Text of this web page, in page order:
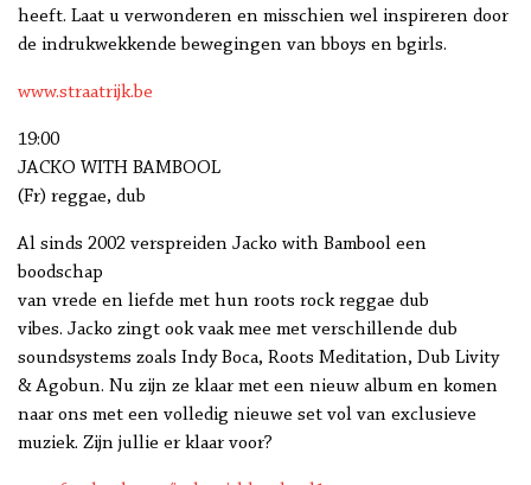
heeft. Laat u verwonderen en misschien wel inspireren door
de indrukwekkende bewegingen van bboys en bgirls.
www.straatrijk.be
19:00
JACKO WITH BAMBOOL
(Fr) reggae, dub
Al sinds 2002 verspreiden Jacko with Bambool een
boodschap
van vrede en liefde met hun roots rock reggae dub
vibes. Jacko zingt ook vaak mee met verschillende dub
soundsystems zoals Indy Boca, Roots Meditation, Dub Livity
& Agobun. Nu zijn ze klaar met een nieuw album en komen
naar ons met een volledig nieuwe set vol van exclusieve
muziek. Zijn jullie er klaar voor?